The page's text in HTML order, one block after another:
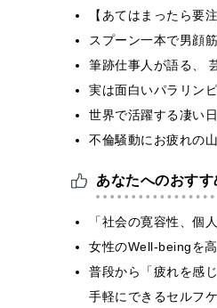
【あてはまったら要
スプーン一本で男顔
筆跡仕事人が語る、
実は面白いパラリン
世界で活躍する凄い
不倫騒動にお疲れの
あなたへのおすす
「社会の寛容性、個
女性のWell-beingを
普段から「疲れを感
手軽にできるセルフ